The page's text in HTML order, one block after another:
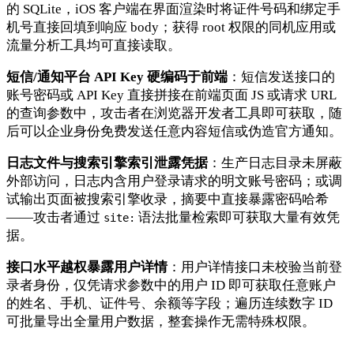
的 SQLite，iOS 客户端在界面渲染时将证件号码和绑定手
机号直接回填到响应 body；获得 root 权限的同机应用或
流量分析工具均可直接读取。
短信/通知平台 API Key 硬编码于前端 ：短信发送接口的
账号密码或 API Key 直接拼接在前端页面 JS 或请求 URL
的查询参数中，攻击者在浏览器开发者工具即可获取，随
后可以企业身份免费发送任意内容短信或伪造官方通知。
日志文件与搜索引擎索引泄露凭据：生产日志目录未屏蔽
外部访问，日志内含用户登录请求的明文账号密码；或调
试输出页面被搜索引擎收录，摘要中直接暴露密码哈希
——攻击者通过 site: 语法批量检索即可获取大量有效凭
据。
接口水平越权暴露用户详情：用户详情接口未校验当前登
录者身份，仅凭请求参数中的用户 ID 即可获取任意账户
的姓名、手机、证件号、余额等字段；遍历连续数字 ID
可批量导出全量用户数据，整套操作无需特殊权限。